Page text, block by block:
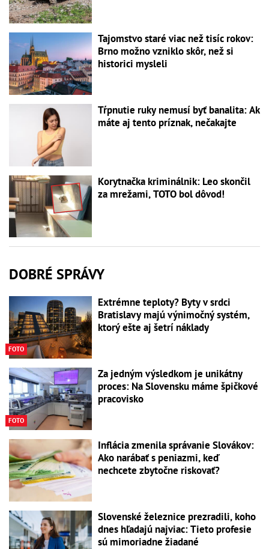
Tajomstvo staré viac než tisíc rokov:
Brno možno vzniklo skôr, než si
historici mysleli
Tŕpnutie ruky nemusí byť banalita: Ak
máte aj tento príznak, nečakajte
Korytnačka kriminálnik: Leo skončil
za mrežami, TOTO bol dôvod!
DOBRÉ SPRÁVY
FOTO
Extrémne teploty? Byty v srdci
Bratislavy majú výnimočný systém,
ktorý ešte aj šetrí náklady
FOTO
Za jedným výsledkom je unikátny
proces: Na Slovensku máme špičkové
pracovisko
Inflácia zmenila správanie Slovákov:
Ako narábať s peniazmi, keď
nechcete zbytočne riskovať?
Slovenské železnice prezradili, koho
dnes hľadajú najviac: Tieto profesie
sú mimoriadne žiadané